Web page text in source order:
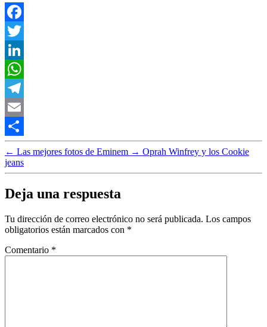
Facebook
Twitter
LinkedIn
WhatsApp
Telegram
Email
Compartir
← Las mejores fotos de Eminem → Oprah Winfrey y los Cookie
jeans
Deja una respuesta
Tu dirección de correo electrónico no será publicada. Los campos
obligatorios están marcados con *
Comentario *